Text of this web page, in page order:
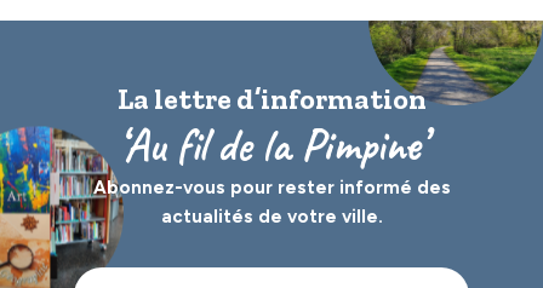
La lettre d’information
‘Au fil de la Pimpine’
Abonnez-vous pour rester informé des
actualités de votre ville.